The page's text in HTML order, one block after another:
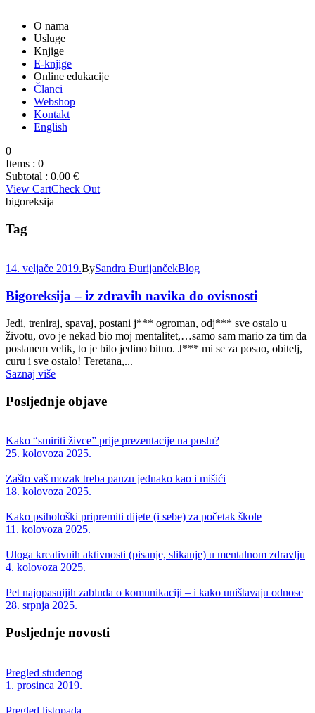
O nama
Usluge
Knjige
E-knjige
Online edukacije
Članci
Webshop
Kontakt
English
0
Items : 0
Subtotal : 0.00 €
View CartCheck Out
bigoreksija
Tag
14. veljače 2019.BySandra ĐurijančekBlog
Bigoreksija – iz zdravih navika do ovisnosti
Jedi, treniraj, spavaj, postani j*** ogroman, odj*** sve ostalo u
životu, ovo je nekad bio moj mentalitet,…samo sam mario za tim da
postanem velik, to je bilo jedino bitno. J*** mi se za posao, obitelj,
curu i sve ostalo! Teretana,...
Saznaj više
Posljednje objave
Kako “smiriti živce” prije prezentacije na poslu?
25. kolovoza 2025.
Zašto vaš mozak treba pauzu jednako kao i mišići
18. kolovoza 2025.
Kako psihološki pripremiti dijete (i sebe) za početak škole
11. kolovoza 2025.
Uloga kreativnih aktivnosti (pisanje, slikanje) u mentalnom zdravlju
4. kolovoza 2025.
Pet najopasnijih zabluda o komunikaciji – i kako uništavaju odnose
28. srpnja 2025.
Posljednje novosti
Pregled studenog
1. prosinca 2019.
Pregled listopada